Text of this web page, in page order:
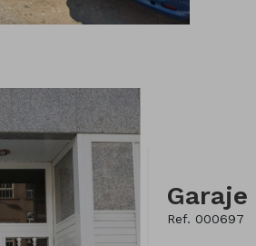
Ref. 000697